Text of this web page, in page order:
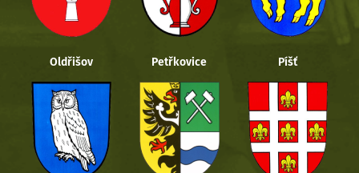
Oldřišov Petřkovice Píšť